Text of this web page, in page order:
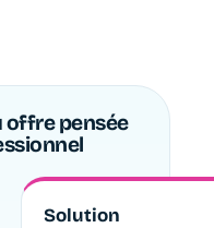
offre pensée
Solution